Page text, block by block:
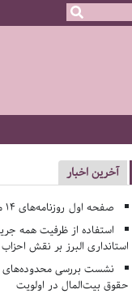
آخرین اخبار
صفحه اول روزنامه‌های 14 مرداد 1405
استفاده از ظرفیت همه
استانداری البرز بر نقش احزاب
نشست بررسی محدوده‌های
حقوق بیت‌المال در اولویت